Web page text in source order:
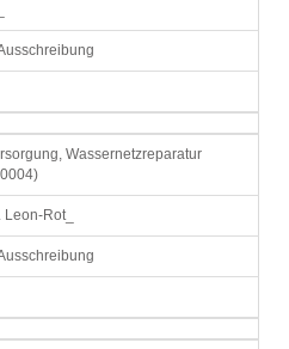
Wassernetzreparatur
Rot_